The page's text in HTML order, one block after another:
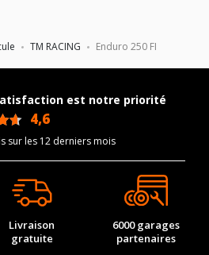
TM RACING Enduro 250 FI
est notre priorité
4,6
sur les 12 derniers mois
Livraison
gratuite
6000 garages
partenaires